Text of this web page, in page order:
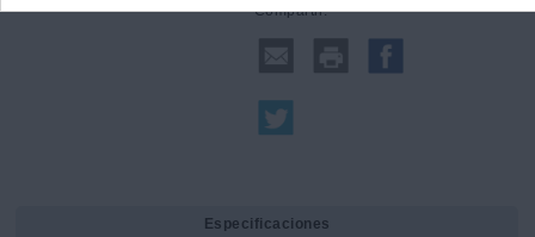
Compartir:
Especificaciones